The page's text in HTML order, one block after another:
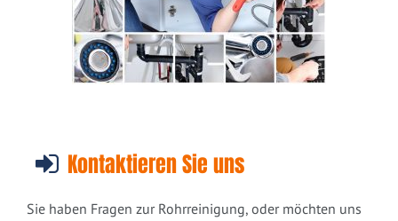
Kontaktieren Sie uns
Sie haben Fragen zur Rohrreinigung, oder möchten uns